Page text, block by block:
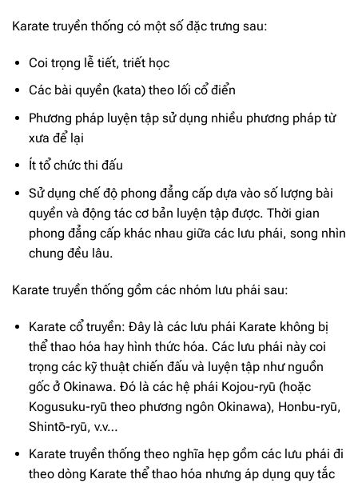
Karate truyền thống có một số đặc trưng sau:
Coi trọng lễ tiết, triết học
Các bài quyền (kata) theo lối cổ điển
Phương pháp luyện tập sử dụng nhiều phương pháp từ
xưa để lại
Ít tổ chức thi đấu
Sử dụng chế độ phong đẳng cấp dựa vào số lượng bài
quyền và động tác cơ bản luyện tập được. Thời gian
phong đẳng cấp khác nhau giữa các lưu phái, song nhìn
chung đều lâu.
Karate truyền thống gồm các nhóm lưu phái sau:
Karate cổ truyền: Đây là các lưu phái Karate không bị
thể thao hóa hay hình thức hóa. Các lưu phái này coi
trọng các kỹ thuật chiến đấu và luyện tập như nguồn
gốc ở Okinawa. Đó là các hệ phái Kojou-ryū (hoặc
Kogusuku-ryū theo phương ngôn Okinawa), Honbu-ryū,
Shintō-ryū, v.v…
Karate truyền thống theo nghĩa hẹp gồm các lưu phái đi
theo dòng Karate thể thao hóa nhưng áp dụng quy tắc